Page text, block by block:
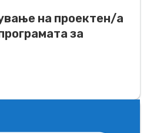
на проектен/а
за